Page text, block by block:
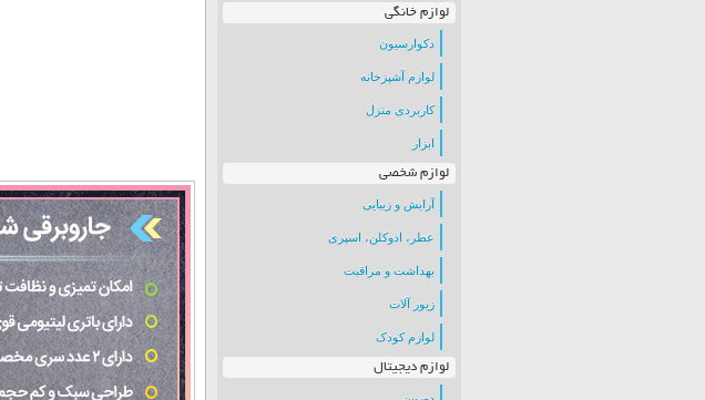
لوازم خانگی
دکوارسیون
لوازم آشپزخانه
کاربردی منزل
ابزار
لوازم شخصی
آرایش و زیبایی
عطر، ادوکلن، اسپری
بهداشت و مراقبت
زیور آلات
لوازم کودک
لوازم دیجیتال